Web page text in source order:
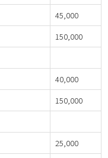
45,000
150,000
40,000
150,000
25,000